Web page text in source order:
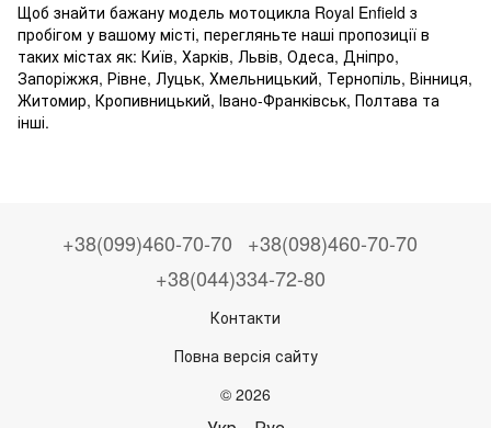
Щоб знайти бажану модель мотоцикла Royal Enfield з
пробігом у вашому місті, перегляньте наші пропозиції в
таких містах як: Київ, Харків, Львів, Одеса, Дніпро,
Запоріжжя, Рівне, Луцьк, Хмельницький, Тернопіль, Вінниця,
Житомир, Кропивницький, Івано-Франківськ, Полтава та
інші.
+38(099)460-70-70
+38(098)460-70-70
+38(044)334-72-80
Контакти
Повна версія сайту
© 2026